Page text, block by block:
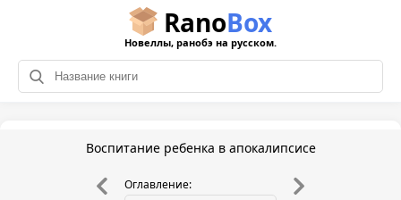
RanoBox
Новеллы, ранобэ на русском.
Воспитание ребенка в апокалипсисе
Оглавление: